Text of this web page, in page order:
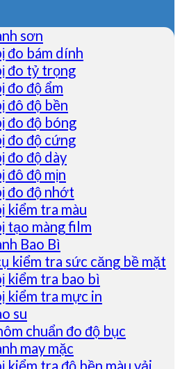
sơn
đo bám dính
đo tỷ trọng
đo độ ẩm
đô độ bền
đo độ bóng
đo độ cứng
đo độ dày
đô độ mịn
đo độ nhớt
kiểm tra màu
tạo màng film
Bao Bì
kiểm tra sức căng bề mặt
kiểm tra bao bì
kiểm tra mực in
su
chuẩn đo độ bục
may mặc
kiểm tra độ bền màu vải